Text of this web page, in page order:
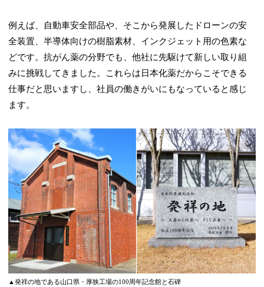
例えば、自動車安全部品や、そこから発展したドローンの安
全装置、半導体向けの樹脂素材、インクジェット用の色素な
どです。抗がん薬の分野でも、他社に先駆けて新しい取り組
みに挑戦してきました。これらは日本化薬だからこそできる
仕事だと思いますし、社員の働きがいにもなっていると感じ
ます。
▲発祥の地である山口県・厚狭工場の100周年記念館と石碑